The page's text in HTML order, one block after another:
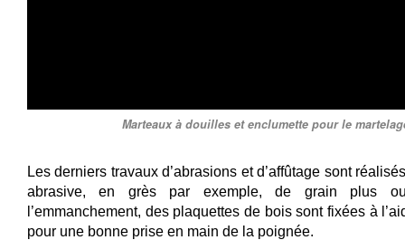
​​​​​​​Marteaux à douilles et enclumette pour le
Les derniers travaux d’abrasions et d’affûtage sont
abrasive, en grès par exemple, de grain plus
l’emmanchement, des plaquettes de bois sont fixées à
pour une bonne prise en main de la poignée.